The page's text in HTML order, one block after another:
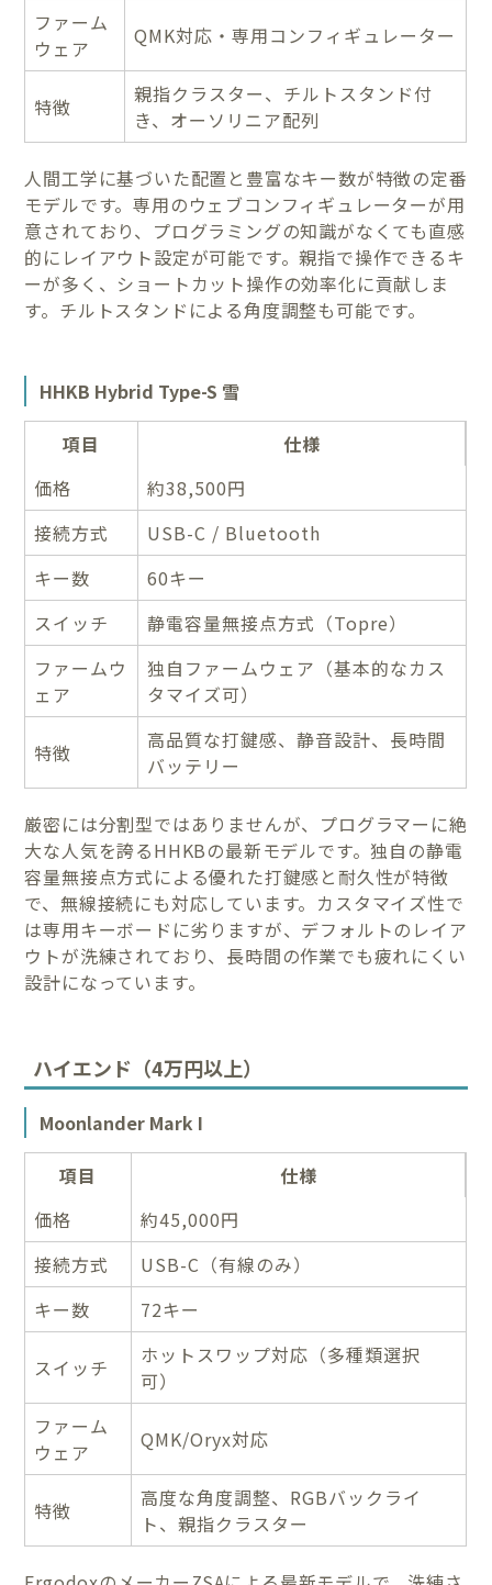
ファーム
ウェア
QMK対応・専用コンフィギュレーター
特徴
親指クラスター、チルトスタンド付
き、オーソリニア配列
人間工学に基づいた配置と豊富なキー数が特徴の定番
モデルです。専用のウェブコンフィギュレーターが用
意されており、プログラミングの知識がなくても直感
的にレイアウト設定が可能です。親指で操作できるキ
ーが多く、ショートカット操作の効率化に貢献しま
す。チルトスタンドによる角度調整も可能です。
HHKB Hybrid Type-S 雪
項目
仕様
価格
約38,500円
接続方式
USB-C / Bluetooth
キー数
60キー
スイッチ
静電容量無接点方式（Topre）
ファームウ
ェア
独自ファームウェア（基本的なカス
タマイズ可）
特徴
高品質な打鍵感、静音設計、長時間
バッテリー
厳密には分割型ではありませんが、プログラマーに絶
大な人気を誇るHHKBの最新モデルです。独自の静電
容量無接点方式による優れた打鍵感と耐久性が特徴
で、無線接続にも対応しています。カスタマイズ性で
は専用キーボードに劣りますが、デフォルトのレイア
ウトが洗練されており、長時間の作業でも疲れにくい
設計になっています。
ハイエンド（4万円以上）
Moonlander Mark I
項目
仕様
価格
約45,000円
接続方式
USB-C（有線のみ）
キー数
72キー
スイッチ
ホットスワップ対応（多種類選択
可）
ファーム
ウェア
QMK/Oryx対応
特徴
高度な角度調整、RGBバックライ
ト、親指クラスター